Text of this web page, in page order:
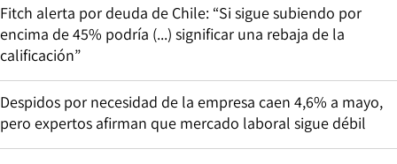
Fitch alerta por deuda de Chile: “Si sigue subiendo por
encima de 45% podría (...) significar una rebaja de la
calificación”
Despidos por necesidad de la empresa caen 4,6% a mayo,
pero expertos afirman que mercado laboral sigue débil